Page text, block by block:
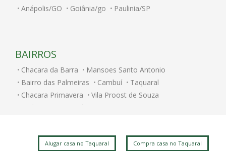
Anápolis/GO Goiânia/go Paulinia/SP
BAIRROS
Chacara da Barra
Mansoes Santo Antonio
Bairro das Palmeiras
Cambuí
Taquaral
Chacara Primavera
Vila Proost de Souza
Jardim Santa Genebra
Sao Bernardo
Nova Campinas Jardim Nova Europa
Alugar casa no Taquaral Compra casa no Taquaral